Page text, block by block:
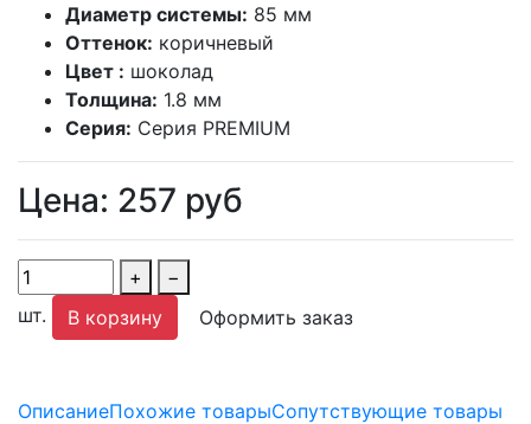
Диаметр системы: 85 мм
Оттенок: коричневый
Цвет : шоколад
Толщина: 1.8 мм
Серия: Серия PREMIUM
Цена: 257 руб
+
−
шт.
В корзину Оформить заказ
ОписаниеПохожие товарыСопутствующие товары